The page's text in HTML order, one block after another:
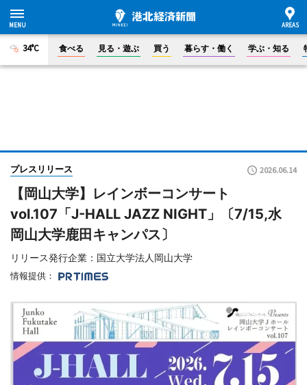
34°C 食べる 見る・遊ぶ 買う 暮らす・働く 学ぶ・知る
プレスリリース 2026.06.14
【岡山大学】レインボーコンサート
vol.107「J-HALL JAZZ NIGHT」〔7/15,水
岡山大学鹿田キャンパス〕
リリース発行企業：国立大学法人岡山大学
情報提供：